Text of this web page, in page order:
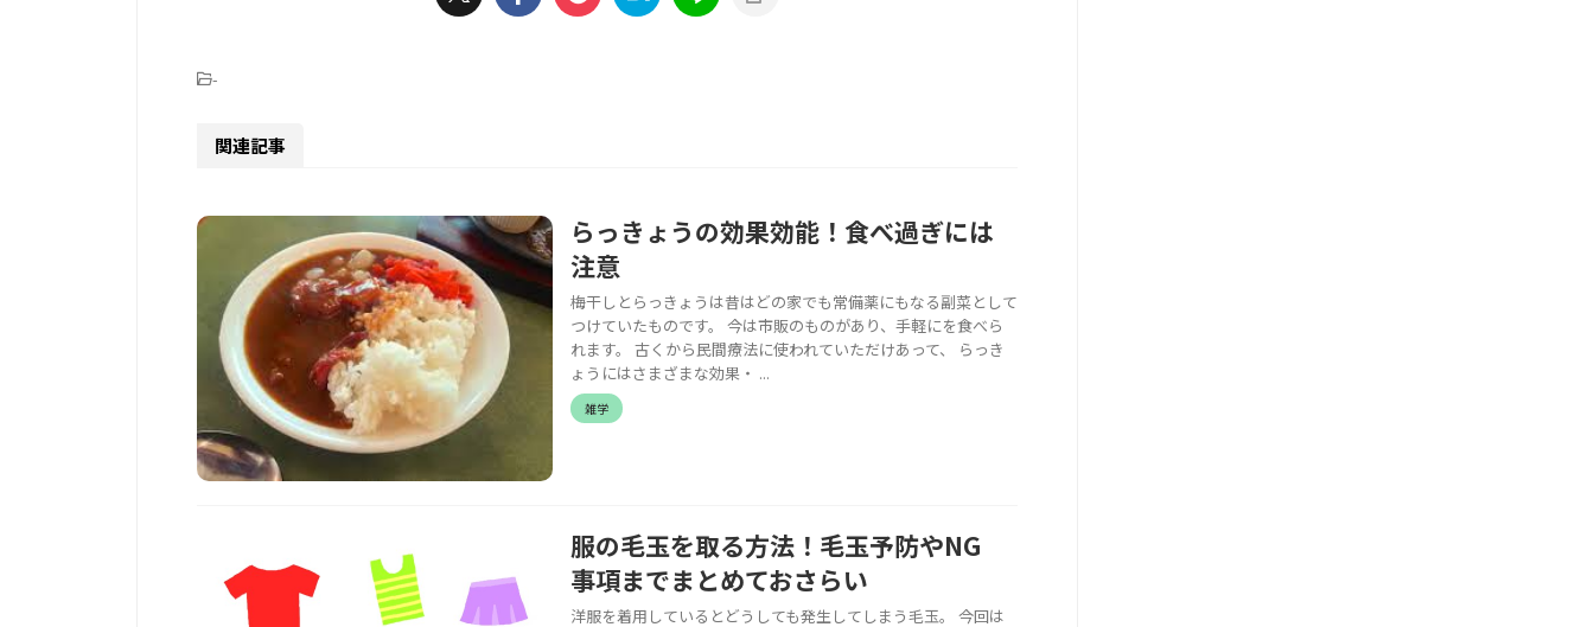
-
関連記事
らっきょうの効果効能！食べ過ぎには
注意
梅干しとらっきょうは昔はどの家でも常備薬にもなる副菜として
つけていたものです。 今は市販のものがあり、手軽にを食べら
れます。 古くから民間療法に使われていただけあって、 らっき
ょうにはさまざまな効果・ ...
雑学
服の毛玉を取る方法！毛玉予防やNG
事項までまとめておさらい
洋服を着用しているとどうしても発生してしまう毛玉。 今回は